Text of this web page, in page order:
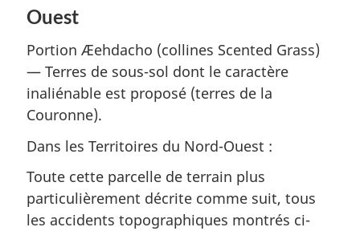
(mont
Grizzly
Bear
Scented
Grass))
Æehdacho
(mont
Grizzly
Bear
collines
Scented
Grass))
Æehdacho
(mont
Grizzly
collines
Scented
Grass))
Ouest
Portion Æehdacho (collines Scented Grass)
— Terres de sous-sol dont le caractère
inaliénable est proposé (terres de la
Couronne).
Dans les Territoires du Nord-Ouest :
Toute cette parcelle de terrain plus
particulièrement décrite comme suit, tous
les accidents topographiques montrés ci-